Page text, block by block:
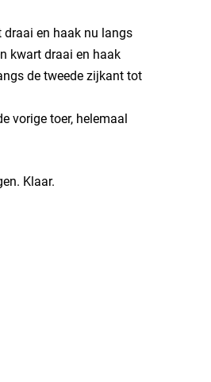
draai en haak nu langs
kwart draai en haak
de tweede zijkant tot
vorige toer, helemaal
Klaar.